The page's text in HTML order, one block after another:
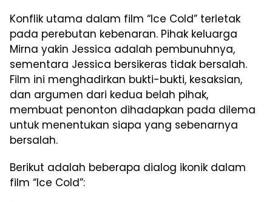
Konflik utama dalam film “Ice Cold” terletak
pada perebutan kebenaran. Pihak keluarga
Mirna yakin Jessica adalah pembunuhnya,
sementara Jessica bersikeras tidak bersalah.
Film ini menghadirkan bukti-bukti, kesaksian,
dan argumen dari kedua belah pihak,
membuat penonton dihadapkan pada dilema
untuk menentukan siapa yang sebenarnya
bersalah.
Berikut adalah beberapa dialog ikonik dalam
film “Ice Cold”: